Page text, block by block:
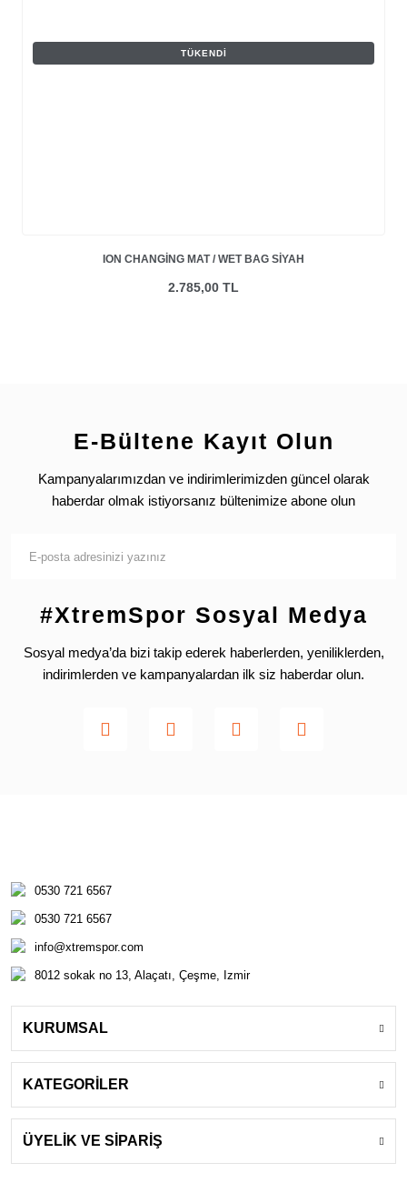
TÜKENDI
ION CHANGING MAT / WET BAG SIYAH
2.785,00 TL
E-Bültene Kayıt Olun
Kampanyalarımızdan ve indirimlerimizden güncel olarak
haberdar olmak istiyorsanız bültenimize abone olun
#XtremSpor Sosyal Medya
Sosyal medya’da bizi takip ederek haberlerden, yeniliklerden,
indirimlerden ve kampanyalardan ilk siz haberdar olun.
0530 721 6567
0530 721 6567
info@xtremspor.com
8012 sokak no 13, Alaçatı, Çeşme, Izmir
KURUMSAL
KATEGORİLER
ÜYELİK VE SİPARİŞ